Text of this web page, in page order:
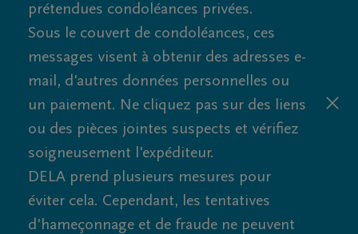
prétendues condoléances privées.
Sous le couvert de condoléances, ces
messages visent à obtenir des adresses e-
mail, d'autres données personnelles ou
un paiement. Ne cliquez pas sur des liens
ou des pièces jointes suspects et vérifiez
soigneusement l'expéditeur.
DELA prend plusieurs mesures pour
éviter cela. Cependant, les tentatives
d'hameçonnage et de fraude ne peuvent